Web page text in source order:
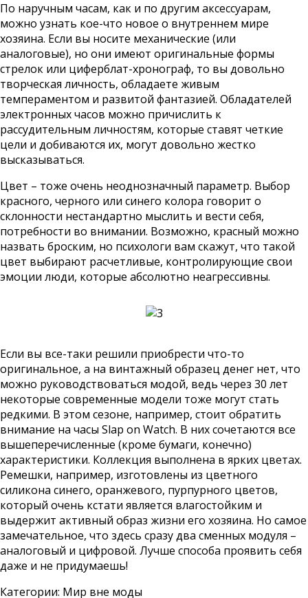
По наручным часам, как и по другим аксессуарам,
можно узнать кое-что новое о внутреннем мире
хозяина. Если вы носите механические (или
аналоговые), но они имеют оригинальные формы
стрелок или циферблат-хронограф, то вы довольно
творческая личность, обладаете живым
темпераментом и развитой фантазией. Обладателей
электронных часов можно причислить к
рассудительным личностям, которые ставят четкие
цели и добиваются их, могут довольно жестко
высказываться.
Цвет – тоже очень неоднозначный параметр. Выбор
красного, черного или синего колора говорит о
склонности нестандартно мыслить и вести себя,
потребности во внимании. Возможно, красный можно
назвать броским, но психологи вам скажут, что такой
цвет выбирают расчетливые, контролирующие свои
эмоции люди, которые абсолютно неагрессивны.
Если вы все-таки решили приобрести что-то
оригинальное, а на винтажный образец денег нет, что
можно руководствоваться модой, ведь через 30 лет
некоторые современные модели тоже могут стать
редкими. В этом сезоне, например, стоит обратить
внимание на часы Slap on Watch. В них сочетаются все
вышеперечисленные (кроме бумаги, конечно)
характеристики. Коллекция выполнена в ярких цветах.
Ремешки, например, изготовлены из цветного
силикона синего, оранжевого, пурпурного цветов,
который очень кстати является влагостойким и
выдержит активный образ жизни его хозяина. Но самое
замечательное, что здесь сразу два сменных модуля –
аналоговый и цифровой. Лучше способа проявить себя
даже и не придумаешь!
Категории: Мир вне моды